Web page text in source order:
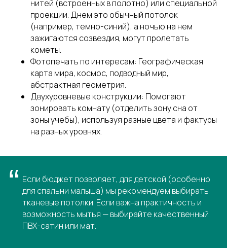
нитей (встроенных в полотно) или специальной
проекции. Днем это обычный потолок
(например, темно-синий), а ночью на нем
зажигаются созвездия, могут пролетать
кометы.
Фотопечать по интересам: Географическая
карта мира, космос, подводный мир,
абстрактная геометрия.
Двухуровневые конструкции: Помогают
зонировать комнату (отделить зону сна от
зоны учебы), используя разные цвета и фактуры
на разных уровнях.
“ Если бюджет позволяет, для детской (особенно
для спальни малыша) мы рекомендуем выбирать
тканевые потолки. Если важна практичность и
возможность мытья — выбирайте качественный
ПВХ-сатин или мат.
Получить скидку
уровней сложности. У нас собственное
производство натяжных потолков,
поэтому мы отвечаем за качество
продукции и монтажа
Написать в MAX